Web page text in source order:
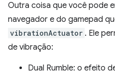
Outra coisa que você pode
navegador e do gamepad
vibrationActuator . Ele
de vibração:
Dual Rumble: o efeito